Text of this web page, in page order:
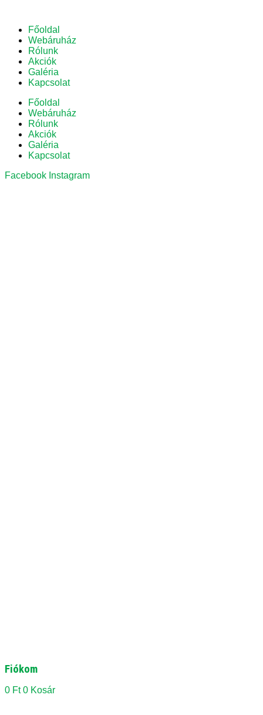
Főoldal
Webáruház
Rólunk
Akciók
Galéria
Kapcsolat
Főoldal
Webáruház
Rólunk
Akciók
Galéria
Kapcsolat
Facebook Instagram
Fiókom
0 Ft 0 Kosár